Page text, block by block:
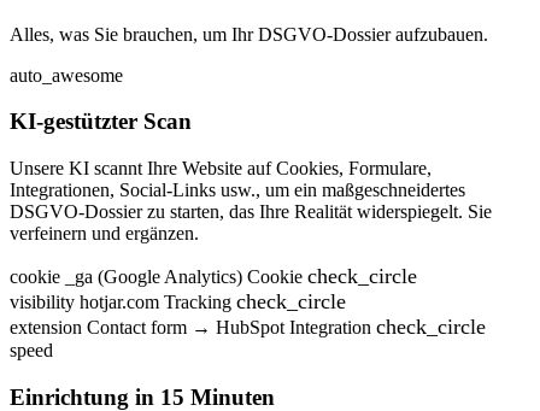
Alles, was Sie brauchen, um Ihr DSGVO-Dossier aufzubauen.
auto_awesome
KI-gestützter Scan
Unsere KI scannt Ihre Website auf Cookies, Formulare,
Integrationen, Social-Links usw., um ein maßgeschneidertes
DSGVO-Dossier zu starten, das Ihre Realität widerspiegelt. Sie
verfeinern und ergänzen.
cookie _ga (Google Analytics) Cookie check_circle
visibility hotjar.com Tracking check_circle
extension Contact form → HubSpot Integration check_circle
speed
Einrichtung in 15 Minuten